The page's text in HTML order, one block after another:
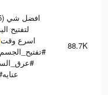
لتفتيح
اسرع
#fyp #foryou #عنايه
88.7K